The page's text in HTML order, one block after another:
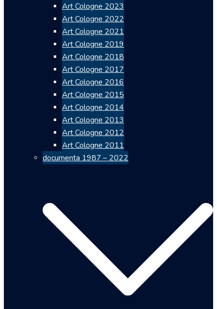
Art Cologne 2023
Art Cologne 2022
Art Cologne 2021
Art Cologne 2019
Art Cologne 2018
Art Cologne 2017
Art Cologne 2016
Art Cologne 2015
Art Cologne 2014
Art Cologne 2013
Art Cologne 2012
Art Cologne 2011
documenta 1987 – 2022